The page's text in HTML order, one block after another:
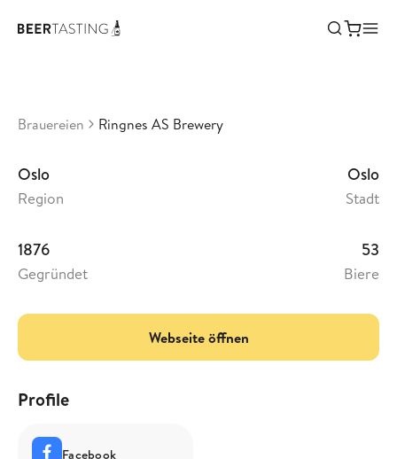
Ringnes AS Brewery
Brauereien Ringnes AS Brewery
Oslo
Region
Oslo
Stadt
1876
Gegründet
53
Biere
Webseite öffnen
Profile
Facebook